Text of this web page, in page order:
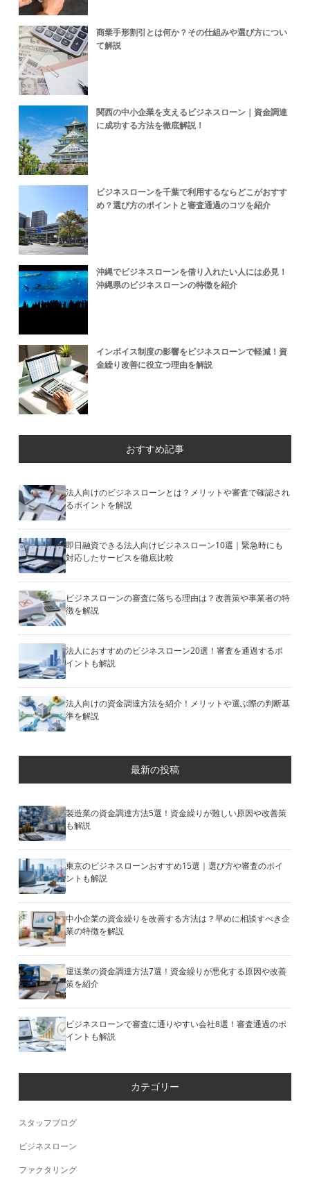
商業手形割引とは何か？その仕組みや選び方につい
て解説
関西の中小企業を支えるビジネスローン｜資金調達
に成功する方法を徹底解説！
ビジネスローンを千葉で利用するならどこがおすす
め？選び方のポイントと審査通過のコツを紹介
沖縄でビジネスローンを借り入れたい人には必見！
沖縄県のビジネスローンの特徴を紹介
インボイス制度の影響をビジネスローンで軽減！資
金繰り改善に役立つ理由を解説
おすすめ記事
法人向けのビジネスローンとは？メリットや審査で確認され
るポイントを解説
即日融資できる法人向けビジネスローン10選｜緊急時にも
対応したサービスを徹底比較
ビジネスローンの審査に落ちる理由は？改善策や事業者の特
徴を解説
法人におすすめのビジネスローン20選！審査を通過するポ
イントも解説
法人向けの資金調達方法を紹介！メリットや選ぶ際の判断基
準を解説
最新の投稿
製造業の資金調達方法5選！資金繰りが難しい原因や改善策
も解説
東京のビジネスローンおすすめ15選｜選び方や審査のポイ
ントも解説
中小企業の資金繰りを改善する方法は？早めに相談すべき企
業の特徴を解説
運送業の資金調達方法7選！資金繰りが悪化する原因や改善
策を紹介
ビジネスローンで審査に通りやすい会社8選！審査通過のポ
イントも解説
カテゴリー
スタッフブログ
ビジネスローン
ファクタリング